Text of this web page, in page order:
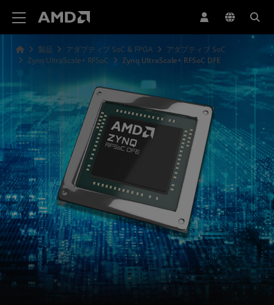
製品 アダプティブ SoC & FPGA
アダプティブ SoC
Zynq UltraScale+ RFSoC
Zynq UltraScale+ RFSoC DFE